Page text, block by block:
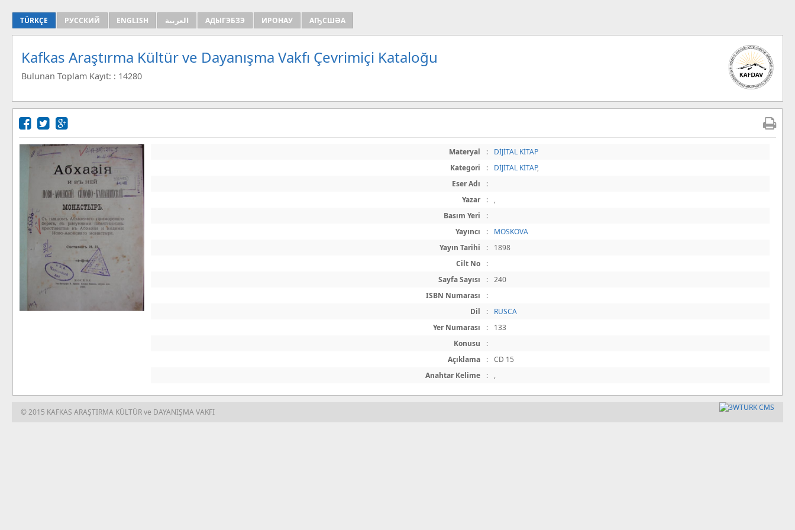
TÜRKÇE РУССКИЙ ENGLISH العربية АДЫГЭБЗЭ ИРОНАУ АҦСШӘА
Kafkas Araştırma Kültür ve Dayanışma Vakfı Çevrimiçi Kataloğu
Bulunan Toplam Kayıt: : 14280
Materyal :
DİJİTAL KİTAP
Kategori
: DİJİTAL KİTAP,
Eser Adı
:
Yazar
:
,
Basım Yeri
:
Yayıncı
:
MOSKOVA
Yayın Tarihi
:
1898
Cilt No
:
Sayfa Sayısı
:
240
ISBN Numarası
:
Dil
:
RUSCA
Yer Numarası
:
133
Konusu
:
Açıklama
:
CD 15
Anahtar Kelime
: ,
© 2015 KAFKAS ARAŞTIRMA KÜLTÜR ve DAYANIŞMA VAKFI